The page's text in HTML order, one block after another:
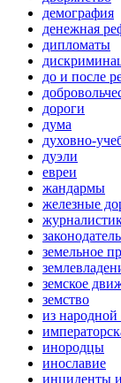
демография
денежная
дипломаты
до и после
дороги
дума
духовно-
дуэли
евреи
жандармы
железные
земельное
земское
земство
из
инородцы
инославие
инциденты